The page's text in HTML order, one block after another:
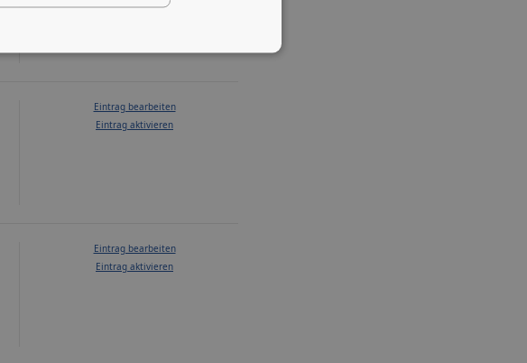
Eintrag bearbeiten
Eintrag aktivieren
Eintrag bearbeiten
Eintrag aktivieren